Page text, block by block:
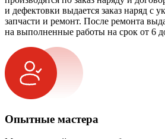
и дефектовки выдается заказ наряд с
запчасти и ремонт. После ремонта
на выполненные работы на срок от 6
Опытные мастера